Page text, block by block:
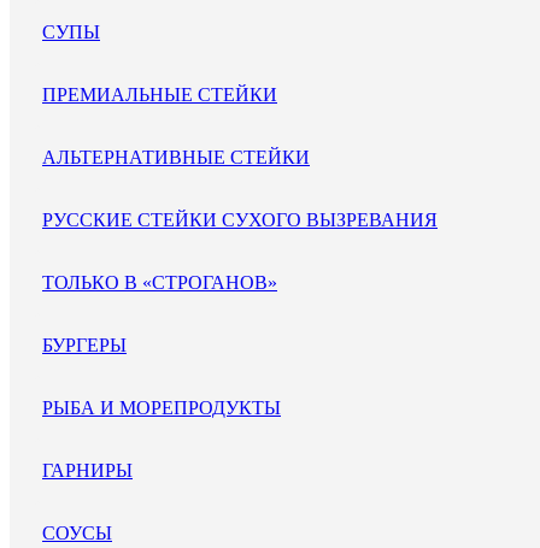
СУПЫ
ПРЕМИАЛЬНЫЕ СТЕЙКИ
АЛЬТЕРНАТИВНЫЕ СТЕЙКИ
РУССКИЕ СТЕЙКИ СУХОГО ВЫЗРЕВАНИЯ
ТОЛЬКО В «СТРОГАНОВ»
БУРГЕРЫ
РЫБА И МОРЕПРОДУКТЫ
ГАРНИРЫ
СОУСЫ